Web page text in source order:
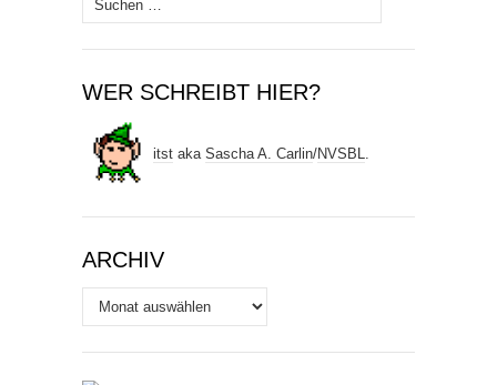
nach:
WER SCHREIBT HIER?
itst aka Sascha A. Carlin/NVSBL.
ARCHIV
Archiv